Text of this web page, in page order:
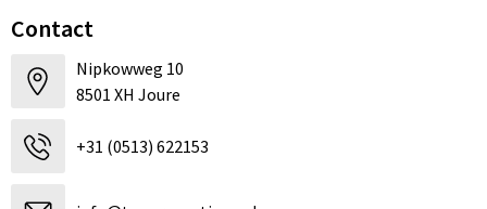
Contact
Nipkowweg 10
8501 XH Joure
+31 (0513) 622153